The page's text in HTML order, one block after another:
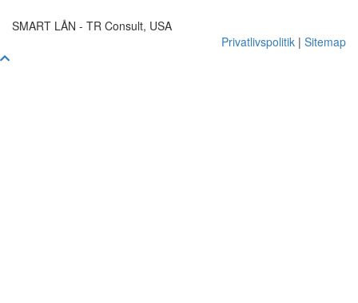
SMART LÅN - TR Consult, USA
Privatlivspolitik | Sitemap
Scroll